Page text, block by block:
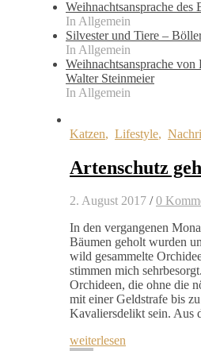
Weihnachtsansprache des
In Allgemein
Silvester und Tiere –
In Allgemein
Weihnachtsansprache von
Walter Steinmeier
In Allgemein
Katzen, Lifestyle,
Artenschutz
2. August 2017 / 0
In den vergangenen
Bäumen geholt wurden
wild gesammelte
stimmen mich
Orchideen, die ohne die
mit einer Geldstrafe bis
Kavaliersdelikt sein. Aus
weiterlesen